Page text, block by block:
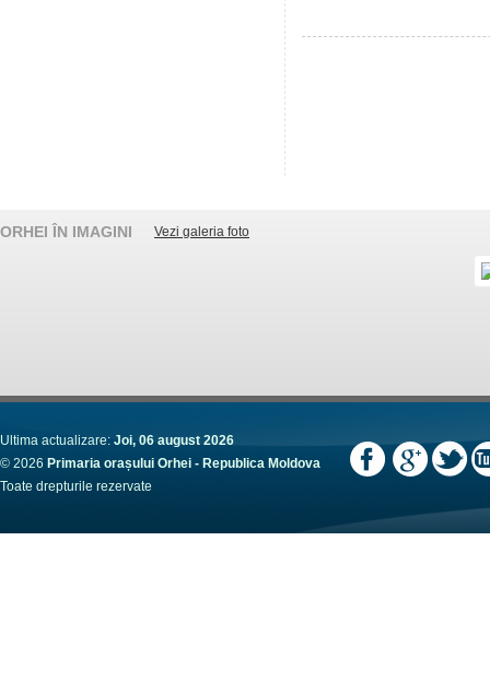
ORHEI ÎN IMAGINI Vezi galeria foto
Ultima actualizare: Joi, 06 august 2026
© 2026 Primaria orașului Orhei - Republica Moldova
Toate drepturile rezervate